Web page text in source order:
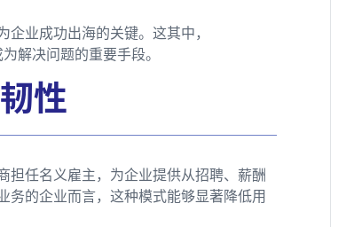
业成功出海的关键。这其中，
解决问题的重要手段。
性
担任名义雇主，为企业提供从招聘、薪酬
务的企业而言，这种模式能够显著降低用